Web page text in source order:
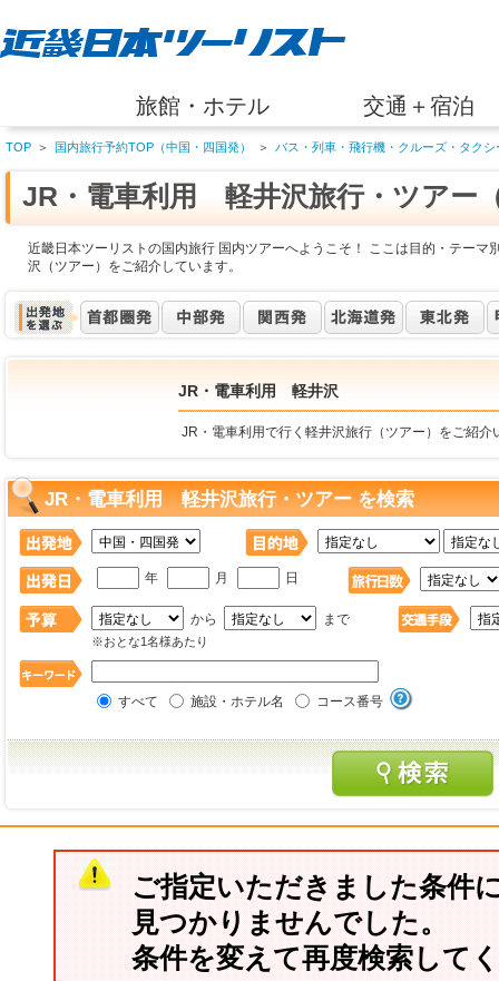
旅館・ホテル 交通＋宿泊
TOP ＞ 国内旅行予約TOP（中国・四国発） ＞ バス・列車・飛行機・クルーズ・タク
JR・電車利用 軽井沢旅行・ツアー
近畿日本ツーリストの国内旅行 国内ツアーへようこそ！ ここは目的・テー
沢（ツアー）をご紹介しています。
JR・電車利用 軽井沢
JR・電車利用で行く軽井沢旅行（ツアー）をご紹介
JR・電車利用 軽井沢旅行・ツアー を検索
年 月 日
から まで
※おとな1名様あたり
すべて 施設・ホテル名 コース番号
ご指定いただきました条件
見つかりませんでした。
条件を変えて再度検索して